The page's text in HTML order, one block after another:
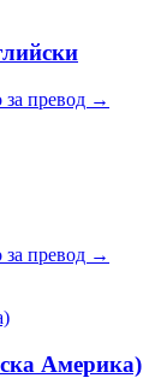
за превод →
за превод →
Америка)